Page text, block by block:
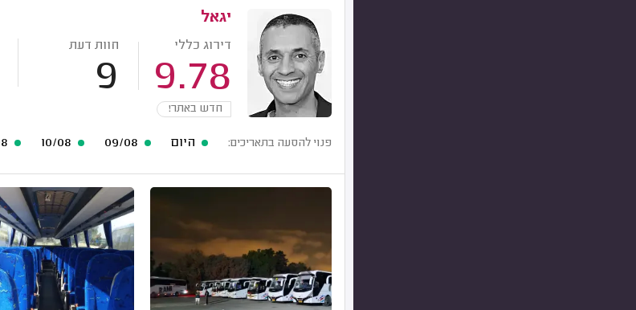
יגאל
דירוג כללי
9.78
חוות דעת
9
חדש באתר!
פנוי להסעה בתאריכים: היום